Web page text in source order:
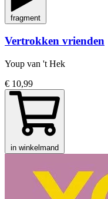
fragment
Vertrokken vrienden
Youp van 't Hek
€ 10,99
in winkelmand